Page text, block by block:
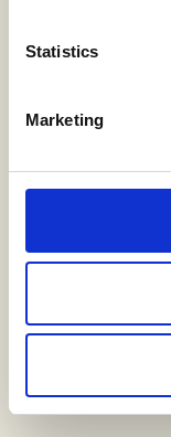
Statistics
Marketing